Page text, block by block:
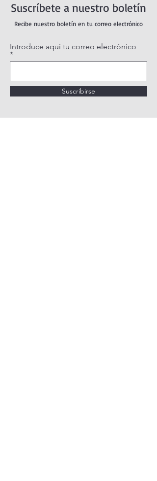
Suscríbete a nuestro boletín
Recibe nuestro boletín en tu correo electrónico
Introduce aquí tu correo electrónico
Suscribirse